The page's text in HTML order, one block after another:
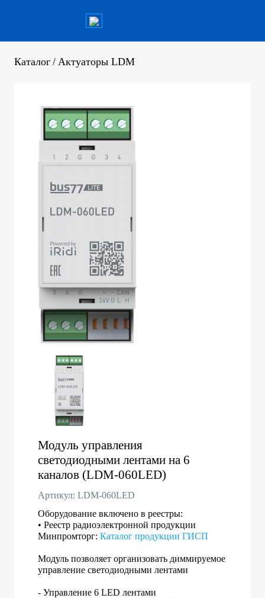
Каталог / Актуаторы LDM
Модуль управления
светодиодными лентами на 6
каналов (LDM-060LED)
Артикул: LDM-060LED
Оборудование включено в реестры:
• Реестр радиоэлектронной продукции
Минпромторг: Каталог продукции ГИСП
Модуль позволяет организовать диммируемое
управление светодиодными лентами
- Управление 6 LED лентами